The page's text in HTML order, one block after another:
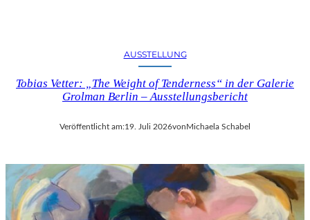
AUSSTELLUNG
Tobias Vetter: „The Weight of Tenderness“ in der Galerie
Grolman Berlin – Ausstellungsbericht
Veröffentlicht am:19. Juli 2026von Michaela Schabel